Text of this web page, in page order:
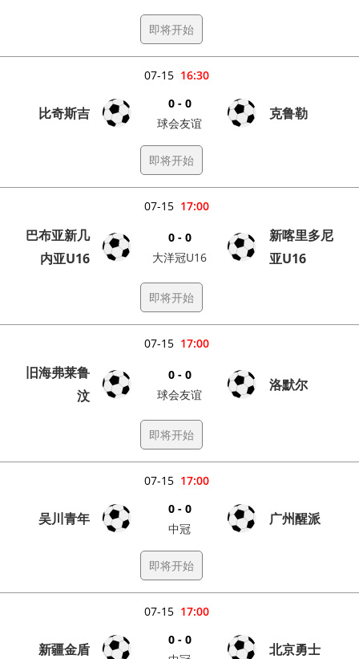
即将开始
16:30
07-15
比奇斯吉
0 - 0
球会友谊
克鲁勒
即将开始
17:00
07-15
巴布亚新几
内亚U16
0 - 0
大洋冠U16
新喀里多尼
亚U16
即将开始
17:00
07-15
旧海弗莱鲁
汶
0 - 0
球会友谊
洛默尔
即将开始
17:00
07-15
吴川青年
0 - 0
中冠
广州醒派
即将开始
17:00
07-15
新疆金盾
0 - 0
北京勇士